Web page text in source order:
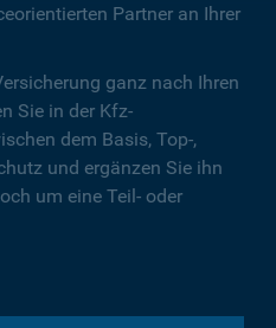
Partner an Ihrer
ganz nach Ihren
Sie in der Kfz-
dem Basis, Top-,
und ergänzen Sie ihn
um eine Teil- oder